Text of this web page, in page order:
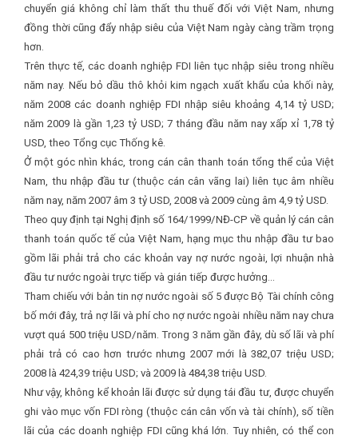
chuyển giá không chỉ làm thất thu thuế đối với Việt Nam, nhưng
đồng thời cũng đẩy nhập siêu của Việt Nam ngày càng trầm trọng
hơn.
Trên thực tế, các doanh nghiệp FDI liên tục nhập siêu trong nhiều
năm nay. Nếu bỏ dầu thô khỏi kim ngạch xuất khẩu của khối này,
năm 2008 các doanh nghiệp FDI nhập siêu khoảng 4,14 tỷ USD;
năm 2009 là gần 1,23 tỷ USD; 7 tháng đầu năm nay xấp xỉ 1,78 tỷ
USD, theo Tổng cục Thống kê.
Ở một góc nhìn khác, trong cán cân thanh toán tổng thể của Việt
Nam, thu nhập đầu tư (thuộc cán cân vãng lai) liên tục âm nhiều
năm nay, năm 2007 âm 3 tỷ USD, 2008 và 2009 cùng âm 4,9 tỷ USD.
Theo quy định tại Nghị định số 164/1999/NĐ-CP về quản lý cán cân
thanh toán quốc tế của Việt Nam, hạng mục thu nhập đầu tư bao
gồm lãi phải trả cho các khoản vay nợ nước ngoài, lợi nhuận nhà
đầu tư nước ngoài trực tiếp và gián tiếp được hưởng…
Tham chiếu với bản tin nợ nước ngoài số 5 được Bộ Tài chính công
bố mới đây, trả nợ lãi và phí cho nợ nước ngoài nhiều năm nay chưa
vượt quá 500 triệu USD/năm. Trong 3 năm gần đây, dù số lãi và phí
phải trả có cao hơn trước nhưng 2007 mới là 382,07 triệu USD;
2008 là 424,39 triệu USD; và 2009 là 484,38 triệu USD.
Như vậy, không kể khoản lãi được sử dụng tái đầu tư, được chuyển
ghi vào mục vốn FDI ròng (thuộc cán cân vốn và tài chính), số tiền
lãi của các doanh nghiệp FDI cũng khá lớn. Tuy nhiên, có thể con